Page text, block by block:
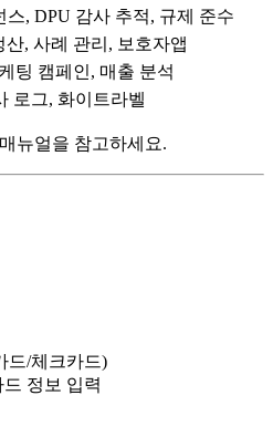
스, DPU 감사 추적, 규제 준수
산, 사례 관리, 보호자앱
팅 캠페인, 매출 분석
로그, 화이트라벨
뉴얼을 참고하세요.
드/체크카드)
드 정보 입력